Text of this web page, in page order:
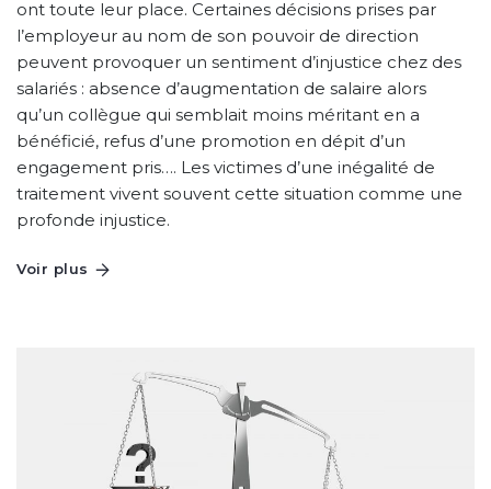
ont toute leur place. Certaines décisions prises par
l’employeur au nom de son pouvoir de direction
peuvent provoquer un sentiment d’injustice chez des
salariés : absence d’augmentation de salaire alors
qu’un collègue qui semblait moins méritant en a
bénéficié, refus d’une promotion en dépit d’un
engagement pris…. Les victimes d’une inégalité de
traitement vivent souvent cette situation comme une
profonde injustice.
Voir plus